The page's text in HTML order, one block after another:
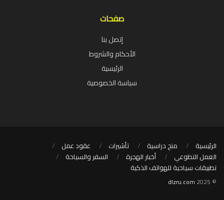
صفحات
إتصل بنا
الأحكام والشروط
الرئيسية
سياسة الخصوصية
الرئيسية منح دراسية تأشيرات
عقود عمل
العمل التطوعي
أخبار الهجرة
السفر والسياحة
تطبيقات سياحية للهواتف الذكية
© 2025
dlzru.com